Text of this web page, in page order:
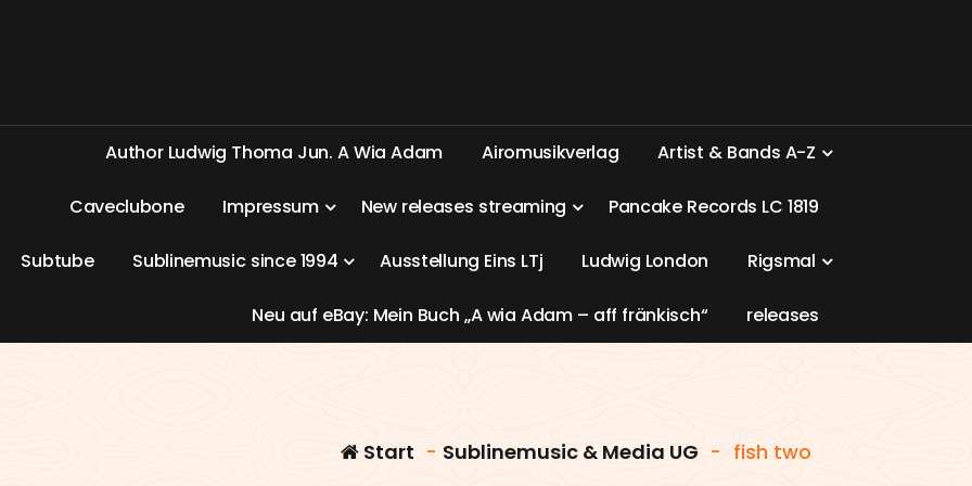
Author Ludwig Thoma Jun. AWia Adam Airomusikverlag Artist & Bands A-Z
Caveclubone Impressum New releases streaming Pancake Records LC 1819
Subtube Sublinemusic since1994 Ausstellung Eins LTj Ludwig London Rigsmal
Neu auf eBay: Mein Buch „Awia Adam – aff fränkisch“ releases
Start - Sublinemusic & Media UG - fish two